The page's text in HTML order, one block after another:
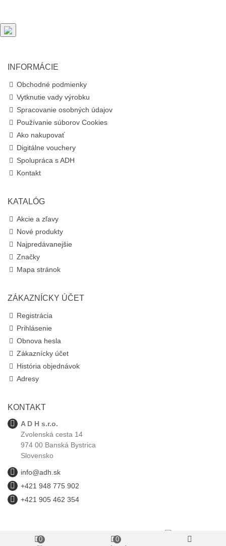
INFORMÁCIE
Obchodné podmienky
Vytknutie vady výrobku
Spracovanie osobných údajov
Používanie súborov Cookies
Ako nakupovať
Digitálne vouchery
Spolupráca s ADH
Kontakt
KATALÓG
Akcie a zľavy
Nové produkty
Najpredávanejšie
Značky
Mapa stránok
ZÁKAZNÍCKY ÚČET
Registrácia
Prihlásenie
Obnova hesla
Zákaznícky účet
História objednávok
Adresy
KONTAKT
A D H s.r.o.
Zvolenská cesta 14
974 00 Banská Bystrica
Slovensko
info@adh.sk
+421 948 775 902
+421 905 462 354
0 0